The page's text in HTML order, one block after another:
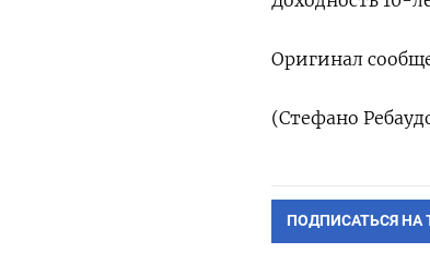
Оригинал
(Стефано
ПОДПИСАТЬСЯ НА